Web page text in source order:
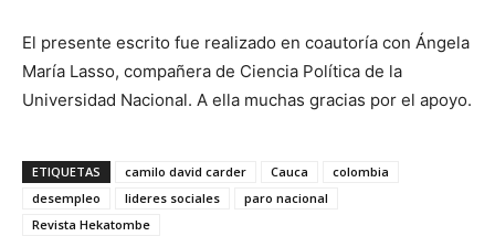
El presente escrito fue realizado en coautoría con Ángela
María Lasso, compañera de Ciencia Política de la
Universidad Nacional. A ella muchas gracias por el apoyo.
ETIQUETAS camilo david carder Cauca
colombia
desempleo
lideres sociales
paro nacional
Revista Hekatombe